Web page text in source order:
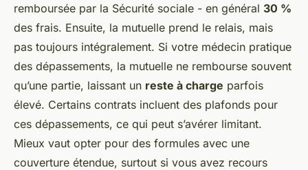
remboursée par la Sécurité sociale - en général 30 %
des frais. Ensuite, la mutuelle prend le relais, mais
pas toujours intégralement. Si votre médecin pratique
des dépassements, la mutuelle ne rembourse souvent
qu’une partie, laissant un reste à charge parfois
élevé. Certains contrats incluent des plafonds pour
ces dépassements, ce qui peut s’avérer limitant.
Mieux vaut opter pour des formules avec une
couverture étendue, surtout si vous avez recours